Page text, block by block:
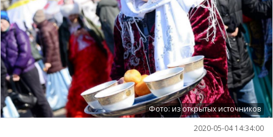
Фото: из открытых источников
2020-05-04 14:34:00